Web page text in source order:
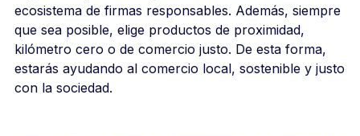
ecosistema de firmas responsables. Además, siempre
que sea posible, elige productos de proximidad,
kilómetro cero o de comercio justo. De esta forma,
estarás ayudando al comercio local, sostenible y justo
con la sociedad.